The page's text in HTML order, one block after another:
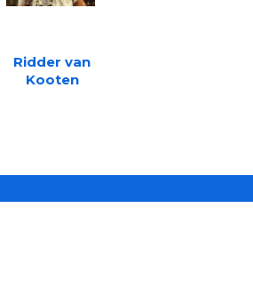
Ridder van
Kooten